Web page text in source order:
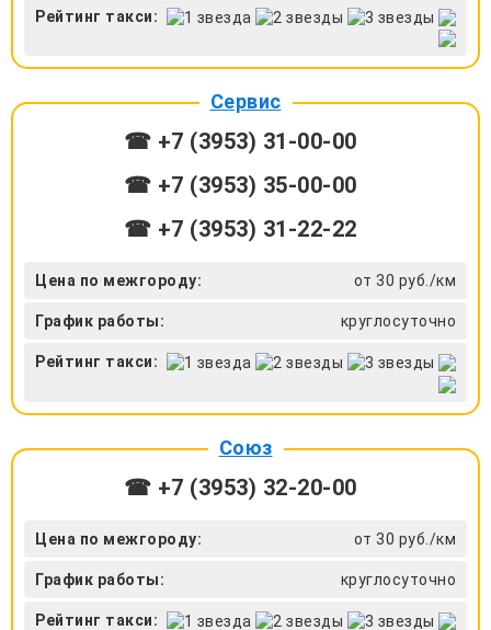
Рейтинг такси:
Сервис
☎ +7 (3953) 31-00-00
☎ +7 (3953) 35-00-00
☎ +7 (3953) 31-22-22
Цена по межгороду: от 30 руб./км
График работы: круглосуточно
Рейтинг такси:
Союз
☎ +7 (3953) 32-20-00
Цена по межгороду: от 30 руб./км
График работы: круглосуточно
Рейтинг такси: